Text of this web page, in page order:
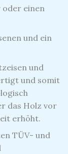
oder einen
und ein
und
und somit
das Holz vor
erhöht.
TÜV- und